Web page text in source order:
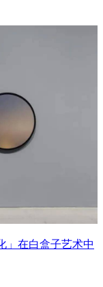
」在白盒子艺术中